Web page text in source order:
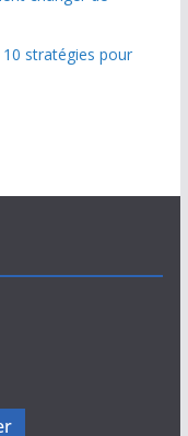
10 stratégies pour